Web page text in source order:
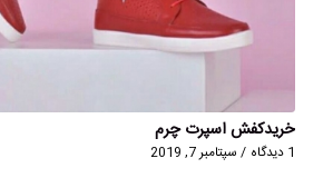
خریدکفش اسپرت چرم
1 دیدگاه / سپتامبر 7, 2019